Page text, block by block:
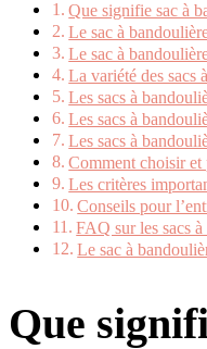
Que signifie sac à
Le sac à
Le sac à
La variété des sacs
Les sacs à
Les sacs à
Les sacs à
Comment choisir et
Les critères
Conseils pour
FAQ sur les sacs
Le sac à
Que